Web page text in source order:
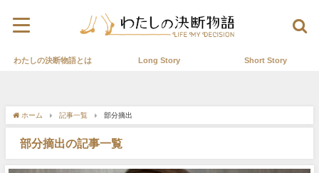
わたしの決断物語とは Long Story Short Story
ホーム 記事一覧 部分摘出
部分摘出の記事一覧